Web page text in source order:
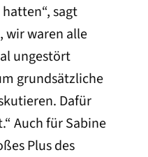
sagt
wir waren alle
ungestört
grundsätzliche
Dafür
Auch für Sabine
Plus des